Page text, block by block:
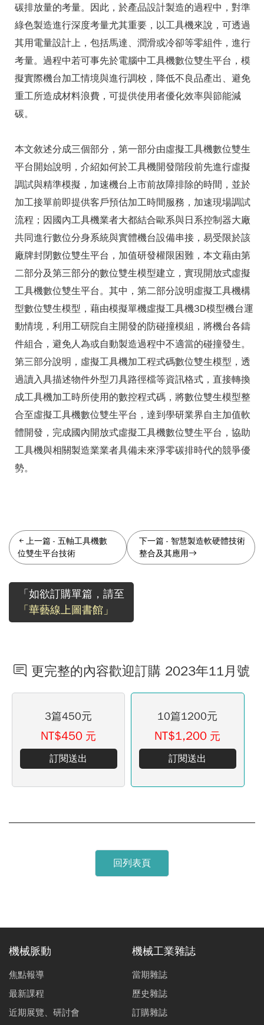
碳排放量的考量。因此，於產品設計製造的過程中，對準
綠色製造進行深度考量尤其重要，以工具機來說，可透過
其用電量設計上，包括馬達、潤滑或冷卻等零組件，進行
考量。過程中若可事先於電腦中工具機數位雙生平台，模
擬實際機台加工情境與進行調校，降低不良品產出、避免
重工所造成材料浪費，可提供使用者優化效率與節能減
碳。
本文敘述分成三個部分，第一部分由虛擬工具機數位雙生
平台開始說明，介紹如何於工具機開發階段前先進行虛擬
調試與精準模擬，加速機台上市前故障排除的時間，並於
加工接單前即提供客戶預估加工時間服務，加速現場調試
流程；因國內工具機業者大都結合歐系與日系控制器大廠
共同進行數位分身系統與實體機台設備串接，易受限於該
廠牌封閉數位雙生平台，加值研發權限困難，本文藉由第
二部分及第三部分的數位雙生模型建立，實現開放式虛擬
工具機數位雙生平台。其中，第二部分說明虛擬工具機構
型數位雙生模型，藉由模擬單機虛擬工具機3D模型機台運
動情境，利用工研院自主開發的防碰撞模組，將機台各鑄
件組合，避免人為或自動製造過程中不適當的碰撞發生。
第三部分說明，虛擬工具機加工程式碼數位雙生模型，透
過讀入具描述物件外型刀具路徑檔等資訊格式，直接轉換
成工具機加工時所使用的數控程式碼，將數位雙生模型整
合至虛擬工具機數位雙生平台，達到學研業界自主加值軟
體開發，完成國內開放式虛擬工具機數位雙生平台，協助
工具機與相關製造業業者具備未來淨零碳排時代的競爭優
勢。
上一篇 - 五軸工具機數
位雙生平台技術
下一篇- 智慧製造軟硬體技術
整合及其應用
「如欲訂購單篇，請至
「華藝線上圖書館」
更完整的內容歡迎訂購 2023年11月號
3篇450元
NT$450 元
訂閱送出
10篇1200元
NT$1,200 元
訂閱送出
回列表頁
機械脈動
焦點報導
最新課程
近期展覽、研討會
機械工業雜誌
當期雜誌
歷史雜誌
訂購雜誌